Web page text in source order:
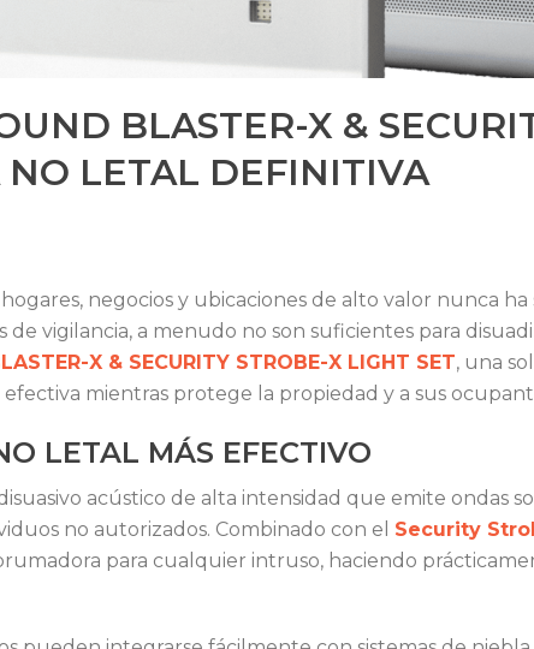
BLASTER-X &
NO LETAL DEFINITIVA
negocios y ubicaciones de alto valor nunca ha
vigilancia, a menudo no son suficientes para
X & SECURITY STROBE-X LIGHT SET, una
mientras protege la propiedad y a sus
LETAL MÁS EFECTIVO
acústico de alta intensidad que emite ondas
no autorizados. Combinado con el Security
para cualquier intruso, haciendo